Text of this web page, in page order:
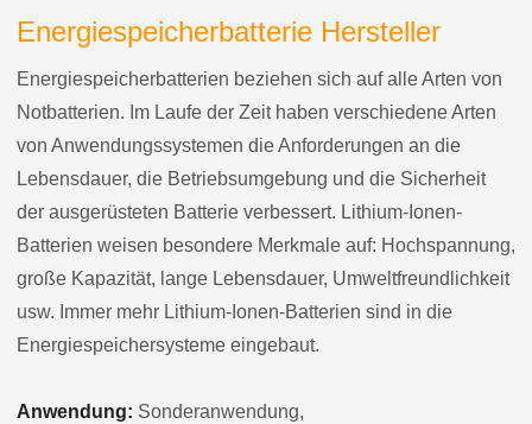
Energiespeicherbatterie Hersteller
Energiespeicherbatterien beziehen sich auf alle Arten von
Notbatterien. Im Laufe der Zeit haben verschiedene Arten
von Anwendungssystemen die Anforderungen an die
Lebensdauer, die Betriebsumgebung und die Sicherheit
der ausgerüsteten Batterie verbessert. Lithium-Ionen-
Batterien weisen besondere Merkmale auf: Hochspannung,
große Kapazität, lange Lebensdauer, Umweltfreundlichkeit
usw. Immer mehr Lithium-Ionen-Batterien sind in die
Energiespeichersysteme eingebaut.
Anwendung: Sonderanwendung,